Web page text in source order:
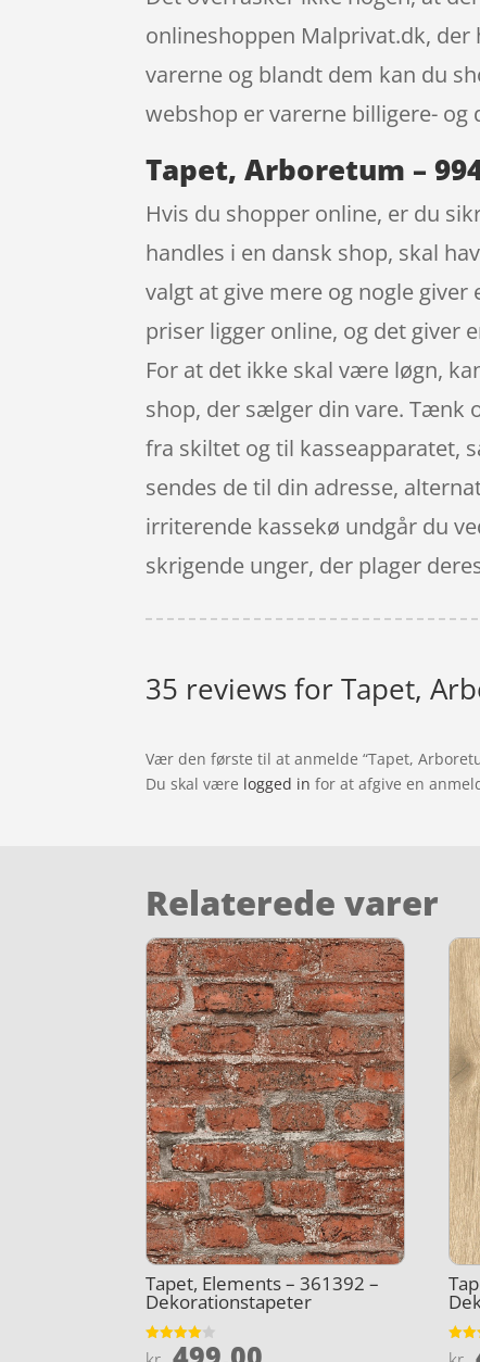
onlineshoppen Malprivat.dk,
varerne og blandt dem kan du
webshop er varerne billigere-
Tapet, Arboretum –
Hvis du shopper online, er du
handles i en dansk shop, skal
valgt at give mere og nogle
priser ligger online, og det giver
For at det ikke skal være løgn,
shop, der sælger din vare. Tænk
fra skiltet og til kasseapparatet,
sendes de til din adresse,
irriterende kassekø undgår du
skrigende unger, der plager
35 reviews forTapet,
Vær den første til at anmelde “Tapet,
Du skal være logged in for at afgive en
Relaterede varer
Tapet, Elements – 361392 –
Dekorationstapeter
Vurderet